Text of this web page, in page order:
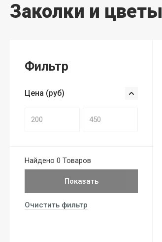
Заколки и цветы
Фильтр
Цена (руб)
Найдено 0 Товаров
Показать
Очистить фильтр